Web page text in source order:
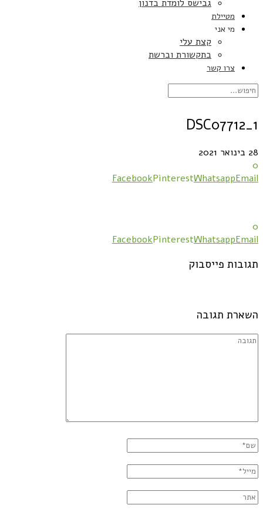
גבישס לומדת בדנון
מטיילת
מי אני
קצת עלי
בתקשורת וברשת
צרו קשר
DSC07712_1
28 בינואר 2021
0
FacebookPinterestWhatsappEmail
0
FacebookPinterestWhatsappEmail
תגובות פייסבוק
השארת תגובה